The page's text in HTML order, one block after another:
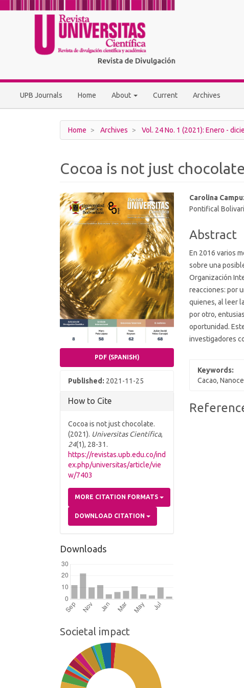
Navigation
Sidebar
UPB Journals Home About Current Archives
Home Archives Vol. 24 No. 1 (2021): Enero -
Cocoa is not just chocolate
Article
Sidebar
PDF (SPANISH)
Published: 2021-11-25
How to Cite
Cocoa is not just chocolate.
(2021). Universitas Científica,
24(1), 28-31.
https://revistas.upb.edu.co/ind
ex.php/universitas/article/vie
w/7403
MORE CITATION FORMATS
DOWNLOAD CITATION
Downloads
Societal impact
Main
Article
Carolina
Pontifical
Abstract
En 2016 varios
sobre una
Organización
reacciones: por
quienes, al leer
por otro,
oportunidad.
investigadores
Keywords:
Cacao,
Article